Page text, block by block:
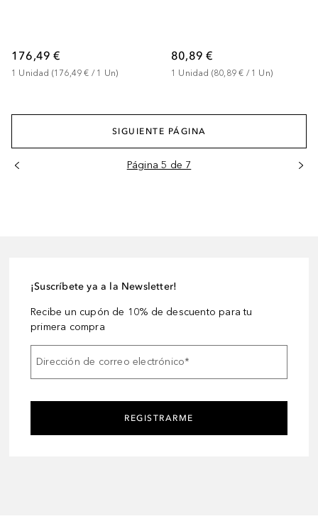
176,49 €
1 Unidad (176,49 € / 1 Un)
80,89 €
1 Unidad (80,89 € / 1 Un)
SIGUIENTE PÁGINA
Página 5 de 7
¡Suscríbete ya a la Newsletter!
Recibe un cupón de 10% de descuento para tu
primera compra
Dirección de correo electrónico*
REGISTRARME